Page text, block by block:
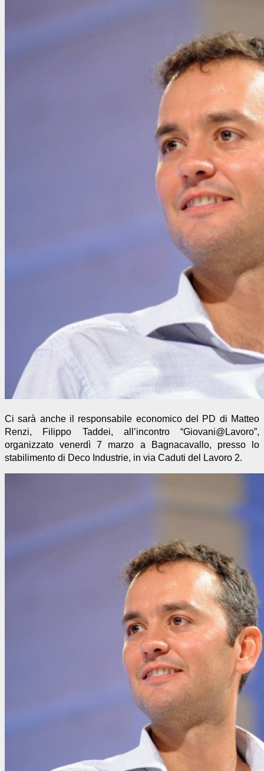
Ci sarà anche il responsabile economico del PD di Matteo
Renzi, Filippo Taddei, all’incontro “Giovani@Lavoro”,
organizzato venerdì 7 marzo a Bagnacavallo, presso lo
stabilimento di Deco Industrie, in via Caduti del Lavoro 2.